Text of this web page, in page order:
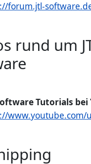
forum.jtl-
rund um
Tutorials bei
www.youtube.com/